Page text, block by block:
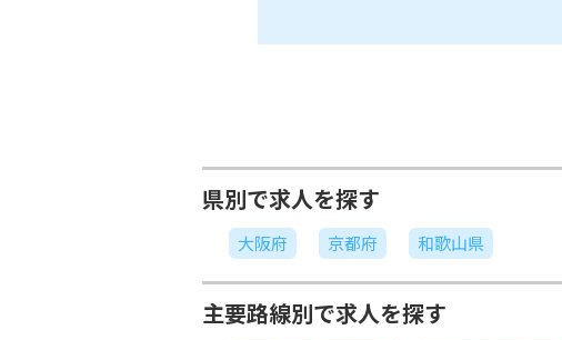
県別で求人を探す
大阪府 京都府 和歌山県
主要路線別で求人を探す